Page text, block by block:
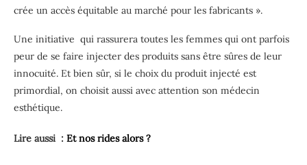
crée un accès équitable au marché pour les fabricants ».
Une initiative qui rassurera toutes les femmes qui ont parfois
peur de se faire injecter des produits sans être sûres de leur
innocuité. Et bien sûr, si le choix du produit injecté est
primordial, on choisit aussi avec attention son médecin
esthétique.
Lire aussi : Et nos rides alors ?